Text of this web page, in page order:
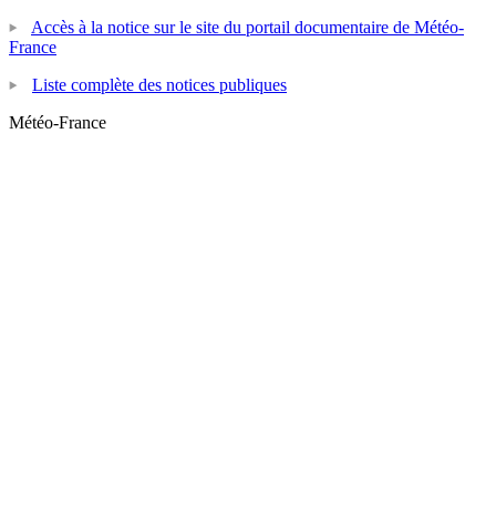
Accès à la notice sur le site du portail documentaire de Météo-
France
Liste complète des notices publiques
Météo-France